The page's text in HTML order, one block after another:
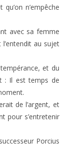
n’empêche
avec sa femme
au sujet
et du
: Il est temps de
de l’argent, et
pour s’entretenir
Porcius